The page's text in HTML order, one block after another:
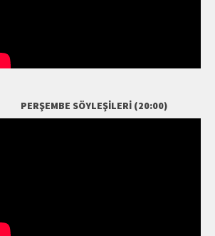
PERŞEMBE SÖYLEŞILERI (20:00)